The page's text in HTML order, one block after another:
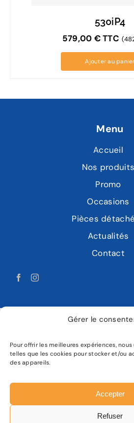
Gérer le
Pour offrir les meilleures expériences,
telles que les cookies pour stocker et/ou
des appareils.
Accepter
Refuser
530iP4
579,00 €TTC
Ajouter au panier
Menu
Accueil
Nos produits
Promo
Occasions
Pièces
Actualités
Contact
LABAT
Politique de
Plan de site